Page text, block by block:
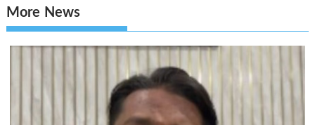
More News